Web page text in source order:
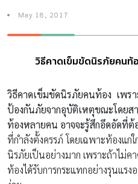
May 18, 2017
วิธีคาดเข็มขัดนิรภัยคน
วิธีคาดเข็มขัดนิรภัยคนท้อง เพร
ป้องกันภัยจากอุบัติเหตุขณะโดย
ท้องหลายคน อาจจะรู้สึกอึดอัดที่ต้
ที่กำลังตั้งครรภ์ โดยเฉพาะท้องแ
นิรภัยเป็นอย่างมาก เพราะถ้าไม่
ท้องได้รับการกระแทกอย่างรุนแร